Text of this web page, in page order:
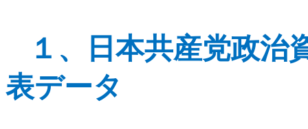
１、
日本共産党政治
表データ